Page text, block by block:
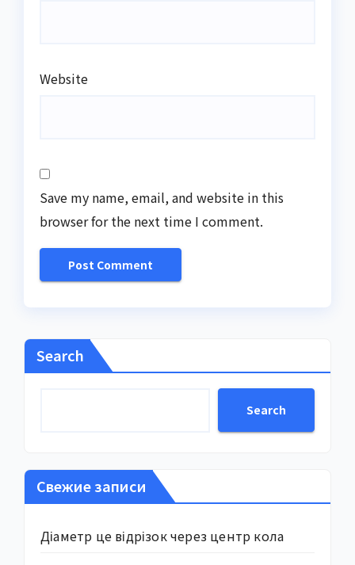
Website
Save my name, email, and website in this
browser for the next time I comment.
Search
Search
Свежие записи
Діаметр це відрізок через центр кола